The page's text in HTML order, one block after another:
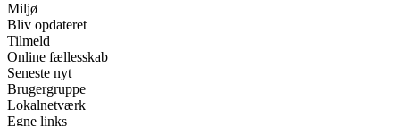
Miljø
Bliv opdateret
Tilmeld
Online fællesskab
Seneste nyt
Brugergruppe
Lokalnetværk
Egne links